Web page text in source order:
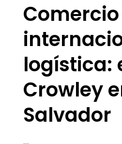
Comercio
logística:
Crowley
Salvador